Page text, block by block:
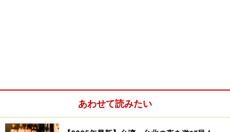
あわせて読みたい